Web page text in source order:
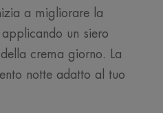
a migliorare la
un siero
crema giorno. La
notte adatto al tuo